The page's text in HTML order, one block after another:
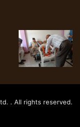
. All rights reserved.